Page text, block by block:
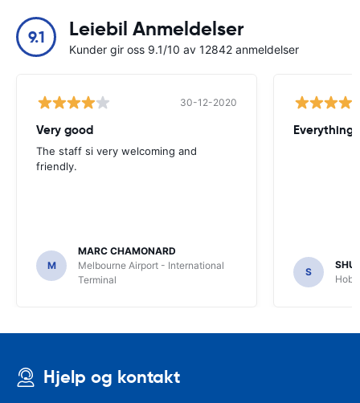
9.1 Leiebil Anmeldelser
Kunder gir oss 9.1/10 av 12842 anmeldelser
30-12-2020
Very good
The staff si very welcoming and
friendly.
M
MARC CHAMONARD
Melbourne Airport - International
Terminal
Everything
S
Hjelp og kontakt